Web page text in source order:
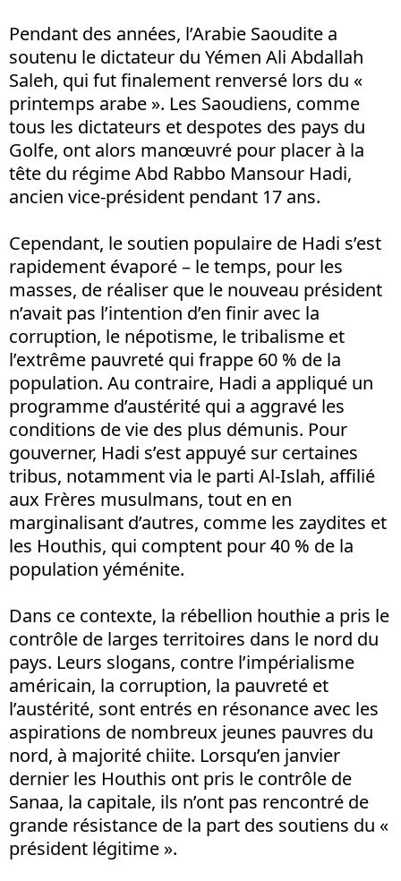
Pendant des années, l’Arabie Saoudite a
soutenu le dictateur du Yémen Ali Abdallah
Saleh, qui fut finalement renversé lors du «
printemps arabe ». Les Saoudiens, comme
tous les dictateurs et despotes des pays du
Golfe, ont alors manœuvré pour placer à la
tête du régime Abd Rabbo Mansour Hadi,
ancien vice-président pendant 17 ans.
Cependant, le soutien populaire de Hadi s’est
rapidement évaporé – le temps, pour les
masses, de réaliser que le nouveau président
n’avait pas l’intention d’en finir avec la
corruption, le népotisme, le tribalisme et
l’extrême pauvreté qui frappe 60 % de la
population. Au contraire, Hadi a appliqué un
programme d’austérité qui a aggravé les
conditions de vie des plus démunis. Pour
gouverner, Hadi s’est appuyé sur certaines
tribus, notamment via le parti Al-Islah, affilié
aux Frères musulmans, tout en en
marginalisant d’autres, comme les zaydites et
les Houthis, qui comptent pour 40 % de la
population yéménite.
Dans ce contexte, la rébellion houthie a pris le
contrôle de larges territoires dans le nord du
pays. Leurs slogans, contre l’impérialisme
américain, la corruption, la pauvreté et
l’austérité, sont entrés en résonance avec les
aspirations de nombreux jeunes pauvres du
nord, à majorité chiite. Lorsqu’en janvier
dernier les Houthis ont pris le contrôle de
Sanaa, la capitale, ils n’ont pas rencontré de
grande résistance de la part des soutiens du «
président légitime ».